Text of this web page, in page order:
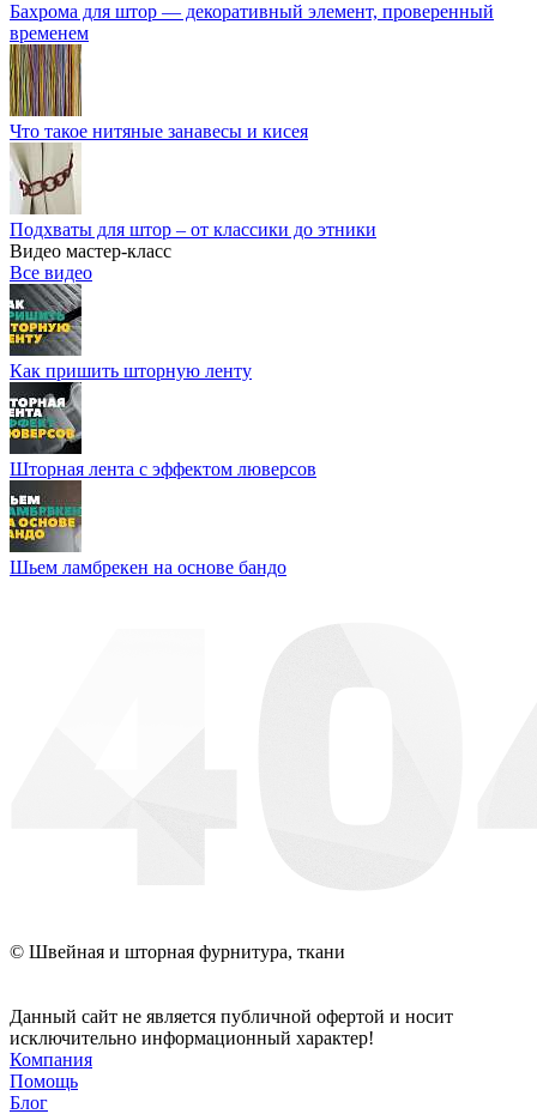
Бахрома для штор — декоративный элемент, проверенный
временем
Что такое нитяные занавесы и кисея
Подхваты для штор – от классики до этники
Видео мастер-класс
Все видео
Как пришить шторную ленту
Шторная лента с эффектом люверсов
Шьем ламбрекен на основе бандо
© Швейная и шторная фурнитура, ткани
Данный сайт не является публичной офертой и носит
исключительно информационный характер!
Компания
Помощь
Блог